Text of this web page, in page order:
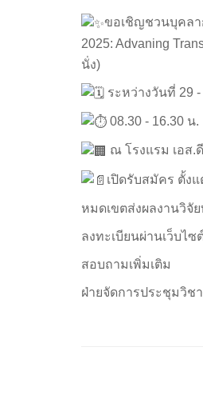
ขอเชิญชวนบุคลา
2025: Advaning
นั่ง)
ระหว่างวันที่ 29
08.30 - 16.30 น.
ณ โรงแรม เอส.
เปิดรับสมัคร ตั้ง
หมดเขตส่งผลงานวิจั
ลงทะเบียนผ่านเว็บไ
สอบถามเพิ่มเติม
ฝ่ายจัดการประชุมวิช